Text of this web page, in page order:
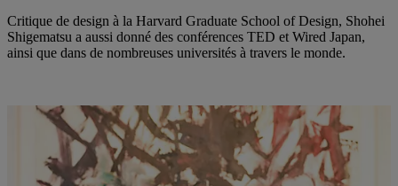
Critique de design à la Harvard Graduate School of Design, Shohei
Shigematsu a aussi donné des conférences TED et Wired Japan,
ainsi que dans de nombreuses universités à travers le monde.